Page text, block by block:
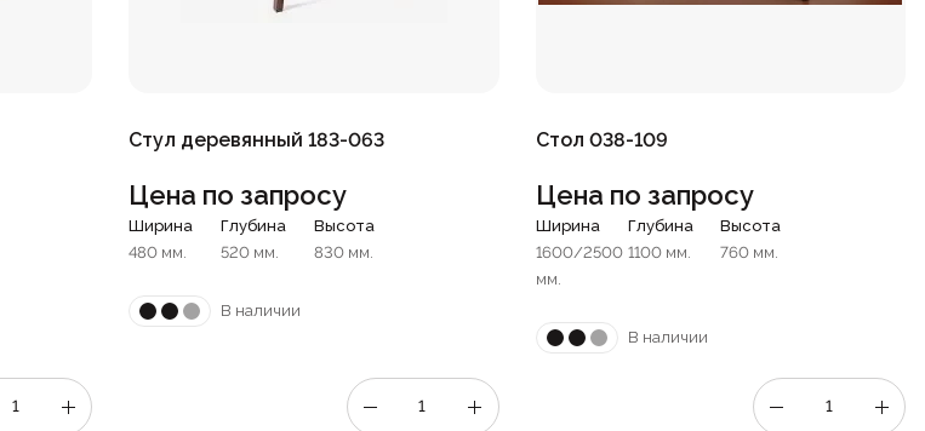
Стул деревянный 183-063
Цена по запросу
Ширина
480 мм.
Глубина
520 мм.
Высота
830 мм.
В наличии
Стол 038-109
Цена по запросу
Ширина
1600/2500
мм.
Глубина
1100 мм.
Высота
760 мм.
В наличии